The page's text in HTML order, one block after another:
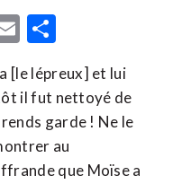
Email
[le lépreux] et lui
il fut nettoyé de
garde ! Ne le
au
que Moïse a